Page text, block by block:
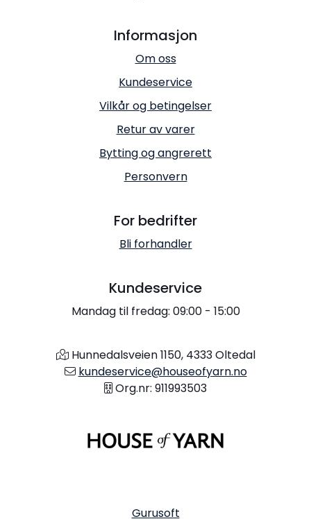
Informasjon
Om oss
Kundeservice
Vilkår og betingelser
Retur av varer
Bytting og angrerett
Personvern
For bedrifter
Bli forhandler
Kundeservice
Mandag til fredag: 09:00 - 15:00
Hunnedalsveien 1150, 4333 Oltedal
kundeservice@houseofyarn.no
Org.nr: 911993503
Gurusoft